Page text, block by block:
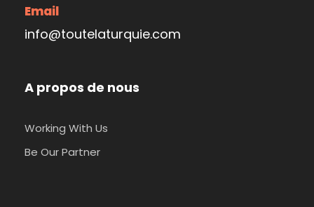
Email
info@toutelaturquie.com
A propos de nous
Working With Us
Be Our Partner